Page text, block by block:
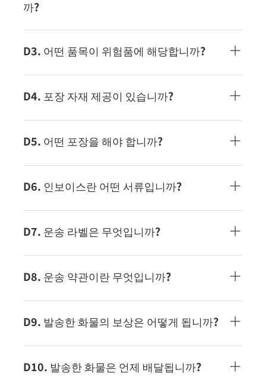
스에 대한 자세한 내용은 다음을 참조하십시오.국제
적 전 화물의 관리 및 포장, 선적 서비스에 대해서는,
이쪽영업으로부터의 설명을 희망하시는 분은, 이쪽
으로부터 문의해 주세요
까?
화물의 내용이나 목적지에 의해, 발송을 받을 수 없는
경우가 있습니다. 자세한 것은, 당사 홈페이지 「수탁
금지 품목」과 「개인용 화물 주의 사항」을 확인해
주세요.수탁 금지 품목에 대해서는, 이쪽개인용 화물
주의 사항에 대해서는, 이쪽
D3. 어떤 품목이 위험품에 해당합니까?
위험품으로서 받을 수 없는 품목에 대해서는, 당사 홈
페이지 「수탁 금지 품목」을 확인해 주세요.수탁 금
지 품목에 대해서는, 이쪽
D4. 포장 자재 제공이 있습니까?
당사에서는 제공하지 않습니다. 고객님께서 짐에 적
절한 포장재를 준비해 주십시오.
D5. 어떤 포장을 해야 합니까?
포장시에는 다음 사항에 주의하십시오.한 번 사용한
포장재 재사용은 권장하지 않습니다.유리, 도기 등 깨
지기 쉬운 것, 깨지기 쉬운 것은 보강 포장 (양생)을하
십시오. 유리병의 포장에 대해서는, 이쪽 을 봐 주세
요.무거운 것은 W플루트(더블 카톤)의 골판지를 사용
한 후, 강도와 점착성이 뛰어난 테이프로 봉을 해 주
세요.액체가 들어있는 물건을 넣을 때는 새는 것을 방
지하기 위해 비닐 봉지로 이중 포장을하십시오.외장
상자에 바코드 등이 붙어 있는 경우는 반드시 떼어낸
D6. 인보이스란 어떤 서류입니까?
인보이스란 수출, 수입에 따라 세관에 신고해야 할 내
용을 적은 서류입니다. ECMS 스탠다드 익스프레스에
서는 입력하신 데이터를 바탕으로 자동으로 작성되
므로 고객님께 별도로 준비하실 필요가 없습니다.
D7. 운송 라벨은 무엇입니까?
운송장 라벨은 ECMS의 송장입니다. 전용 시스템으로
출하 정보를 등록한 후 다운로드할 수 있습니다. 이
운송장 라벨의 정보를 가지고 발송 작업을 실시합니
다.
D8. 운송 약관이란 무엇입니까?
ECMS의 운송에 관한 약정입니다. 여기 에서 내용을
확인하실 수 있습니다.
D9. 발송한 화물의 보상은 어떻게 됩니까?
발송 물건의 보상에 관해서는, 운송 약관 에 준한 대
응이 됩니다.
D10. 발송한 화물은 언제 배달됩니까?